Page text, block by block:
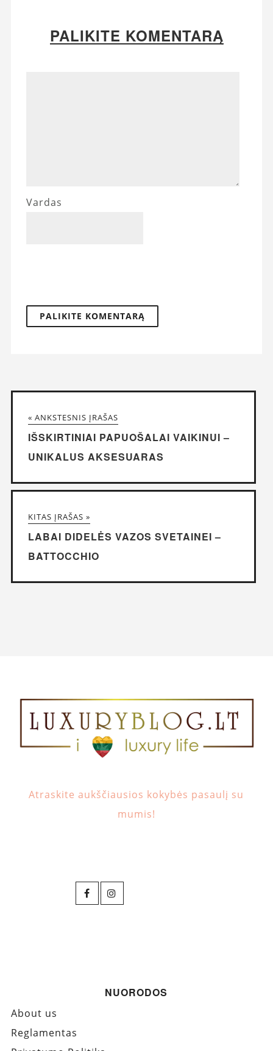
PALIKITE KOMENTARĄ
Vardas
« ANKSTESNIS ĮRAŠAS
IŠSKIRTINIAI PAPUOŠALAI VAIKINUI –
UNIKALUS AKSESUARAS
KITAS ĮRAŠAS »
LABAI DIDELĖS VAZOS SVETAINEI –
BATTOCCHIO
Atraskite aukščiausios kokybės pasaulį su
mumis!
NUORODOS
About us
Reglamentas